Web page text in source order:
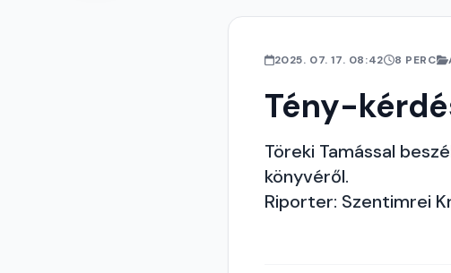
2025. 07. 17. 08:42 8 PERC
Tény-
Töreki Tamással
könyvéről.
Riporter: Szentimrei